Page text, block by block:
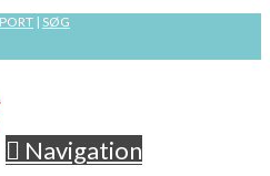
| SØG
Navigation